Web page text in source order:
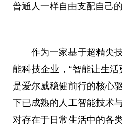
普通人一样自由支配自己的
作为一家基于超精尖
能科技企业，“智能让生
是爱尔威稳健前行的核心
下已成熟的人工智能技术
对存在于日常生活中的各